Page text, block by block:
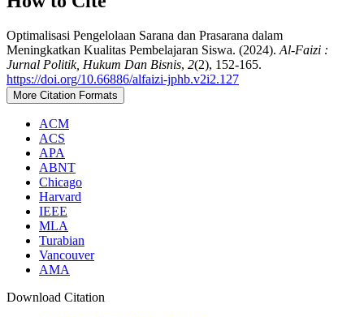
Optimalisasi Pengelolaan Sarana dan Prasarana dalam
Meningkatkan Kualitas Pembelajaran Siswa. (2024). Al-Faizi :
Jurnal Politik, Hukum Dan Bisnis, 2(2), 152-165.
https://doi.org/10.66886/alfaizi-jphb.v2i2.127
More Citation Formats
ACM
ACS
APA
ABNT
Chicago
Harvard
IEEE
MLA
Turabian
Vancouver
AMA
Download Citation